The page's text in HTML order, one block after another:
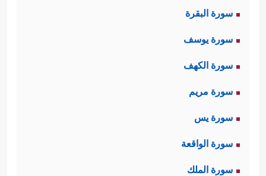
سورة البقرة
سورة يوسف
سورة الكهف
سورة مريم
سورة يس
سورة الواقعة
سورة الملك